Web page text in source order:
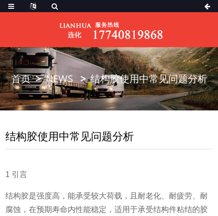
首页 NEWS 结构胶使用中常见问题分析
结构胶使用中常见问题分析
1 引言
结构胶是强度高，能承受较大荷载，且耐老化、耐疲劳、耐
腐蚀，在预期寿命内性能稳定，适用于承受结构件粘结的胶